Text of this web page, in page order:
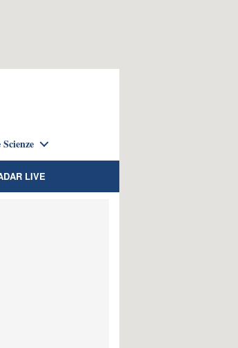
LIVE